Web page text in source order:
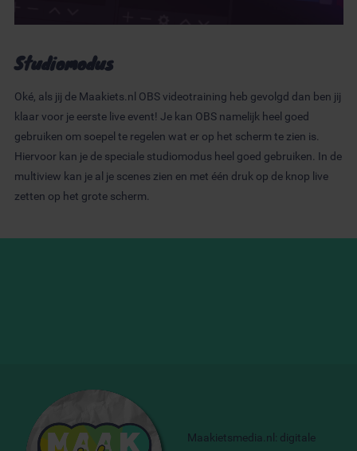
Studiomodus
Oké, als jij de Maakiets.nl OBS videotraining heb gevolgd dan ben jij
klaar voor je eerste live event! Je kan OBS namelijk heel goed
gebruiken om soepel te regelen wat er op het scherm te zien is.
Hiervoor kan je de speciale studiomodus heel goed gebruiken. In de
multiview kan je al je scenes zien en met één druk op de knop live
zetten op het grote scherm.
Maakietsmedia.nl: digitale